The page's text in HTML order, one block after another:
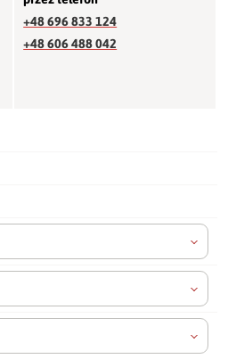
+48 696 833 124
+48 606 488 042